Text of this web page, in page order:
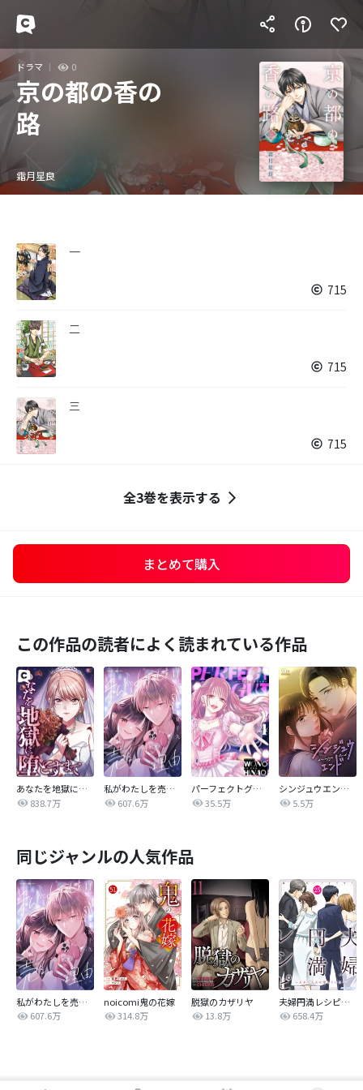
ドラマ 0
京の都の香の
路
霜月星良
一
715
二
715
三
715
全3巻を表示する
まとめて購入
この作品の読者によく読まれている作品
あなたを地獄に堕とすまで
838.7万
私がわたしを売る理由
607.6万
パーフェクトグリッター
35.5万
シンジュウエンド【タテヨミ】
5.5万
同じジャンルの人気作品
私がわたしを売る理由
607.6万
noicomi鬼の花嫁
314.8万
脱獄のカザリヤ
13.8万
夫婦円満レシピ～それでも夫を愛している～
658.4万